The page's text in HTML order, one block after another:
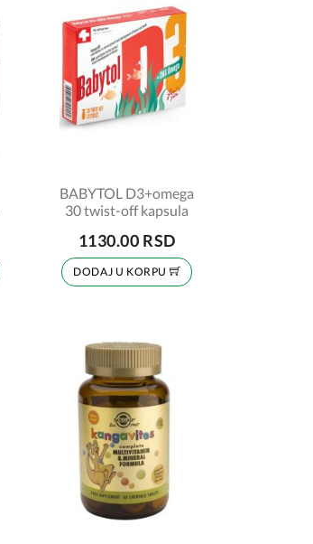
BABYTOL D3+omega
30 twist-off kapsula
1130.00 RSD
DODAJ U KORPU